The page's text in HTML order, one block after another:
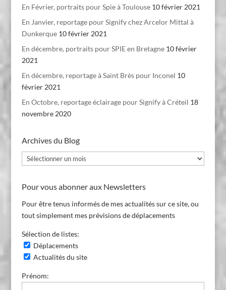
En Février, portraits pour Spie à Toulouse 10 février 2021
En Janvier, reportage pour Signify chez Arcelor Mittal à
Dunkerque 10 février 2021
En décembre, portraits pour SPIE en Bretagne 10 février
2021
En décembre, reportage à Saint Brès pour Inconel 10
février 2021
En Octobre, reportage éclairage pour Signify à Créteil 18
novembre 2020
Archives du Blog
Archives
du
Pour vous abonner aux Newsletters
Pour être tenus informés de mes actualités sur ce site, ou
tout simplement mes prévisions de déplacements
Sélection de listes:
Déplacements
Actualités du site
Prénom: